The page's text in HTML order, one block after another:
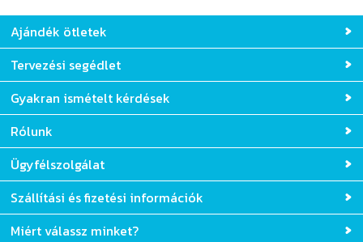
Ajándék ötletek
Tervezési segédlet
Gyakran ismételt kérdések
Rólunk
Ügyfélszolgálat
Szállítási és fizetési információk
Miért válassz minket?